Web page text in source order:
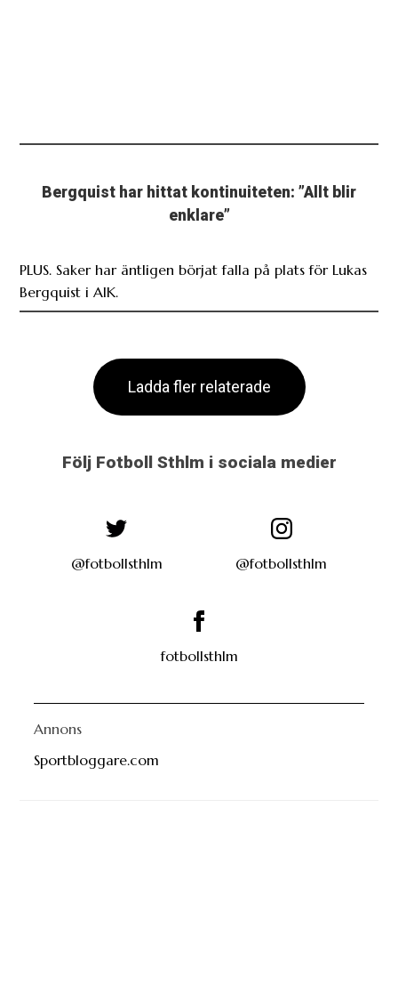
Bergquist har hittat kontinuiteten: ”Allt blir
enklare”
PLUS. Saker har äntligen börjat falla på plats för Lukas
Bergquist i AIK.
Ladda fler relaterade
Följ Fotboll Sthlm i sociala medier
@fotbollsthlm @fotbollsthlm
fotbollsthlm
Annons
Sportbloggare.com